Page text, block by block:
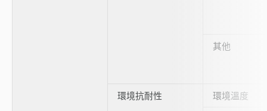
其他
環境抗耐性
環境溫度